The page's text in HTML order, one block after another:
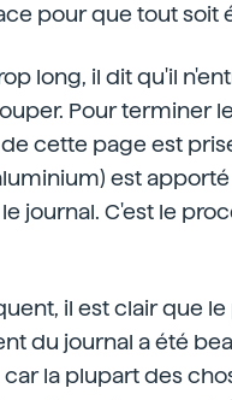
pour que tout soit
long, il dit qu'il
Pour terminer
cette page est
est apporté
journal. C'est le
il est clair que
du journal a été
car la plupart des